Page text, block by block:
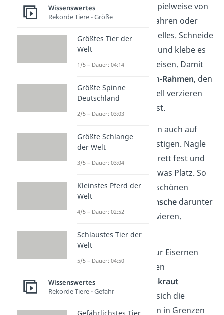
mit hinzufügen — beispielweise von
ihrer Hochzeit vor 65 Jahren oder
vielleicht auch ein aktuelles. Schneide
es in die richtige Form und klebe es
einfach hinter das Hufeisen. Damit
Hufeisen-Rahmen, den
du dann noch individuell verzieren
oder beschriften kannst.
Du kannst das Hufeisen auch auf
einem Stück Holz befestigen. Nagle
es einfach auf einem Brett fest und
lasse darunter noch etwas Platz. So
kannst du noch einen schönen
Spruch oder Glückwünsche darunter
schreiben oder eingravieren.
Strauß aus Eisenkraut
Der Braut kann man zur Eisernen
Hochzeit ebenfalls einen
Brautstrauß aus Eisenkraut
schenken. Auch wenn sich die
Haltbarkeit von Blumen in Grenzen
Wissenswertes
Rekorde Tiere - Größe
Größtes Tier der
Welt
1/5 – Dauer: 04:14
Größte Spinne
Deutschland
2/5 – Dauer: 03:03
Größte Schlange
der Welt
3/5 – Dauer: 03:04
Kleinstes Pferd der
Welt
4/5 – Dauer: 02:52
Schlaustes Tier der
Welt
5/5 – Dauer: 04:50
Wissenswertes
Rekorde Tiere - Gefahr
Gefährlichstes Tier